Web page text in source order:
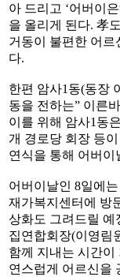
아 드리고 ‘어버이
을 올리게 된다. 孝
거동이 불편한 어르
다.
한편 암사1동(동장
동을 전하는” 이른
이를 위해 암사1동
개 경로당 회장 등
연식을 통해 어버이
어버이날인 8일에
재가복지센터에 방
상화도 그려드릴 예
집연합회장(이영림
함께 지내는 시간
연스럽게 어르신을